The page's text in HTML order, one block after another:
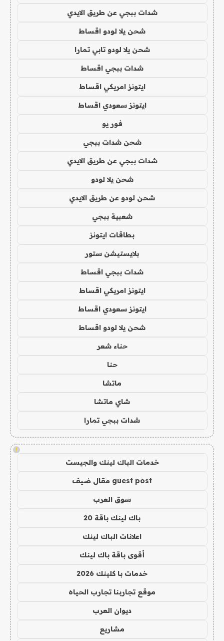
شدات ببجي عن طريق الايدي
شحن يلا لودو اقساط
شحن يلا لودو تابي تمارا
شدات ببجي اقساط
ايتونز امريكي اقساط
ايتونز سعودي اقساط
فور يو
شحن شدات ببجي
شدات ببجي عن طريق الايدي
شحن يلا لودو
شحن لودو عن طريق الايدي
شعبية ببجي
بطاقات ايتونز
بلايستيشن ستور
شدات ببجي اقساط
ايتونز امريكي اقساط
ايتونز سعودي اقساط
شحن يلا لودو اقساط
حناء شعر
حنا
ماتشا
شاي ماتشا
شدات ببجي تمارا
!
خدمات الباك لينك والجيست
guest post مقال ضيف
سوق العرب
باك لينك باقة 20
اعلانات الباك لينك
أقوى باقة باك لينك
خدمات با كلينك 2026
موقع تجاربنا تجارب الحياه
ديوان العرب
مشاريع